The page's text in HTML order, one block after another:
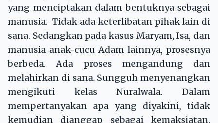
yang menciptakan dalam bentuknya sebagai
manusia. Tidak ada keterlibatan pihak lain di
sana. Sedangkan pada kasus Maryam, Isa, dan
manusia anak-cucu Adam lainnya, prosesnya
berbeda. Ada proses mengandung dan
melahirkan di sana. Sungguh menyenangkan
mengikuti kelas Nuralwala. Dalam
mempertanyakan apa yang diyakini, tidak
kemudian dianggap sebagai kemaksiatan,